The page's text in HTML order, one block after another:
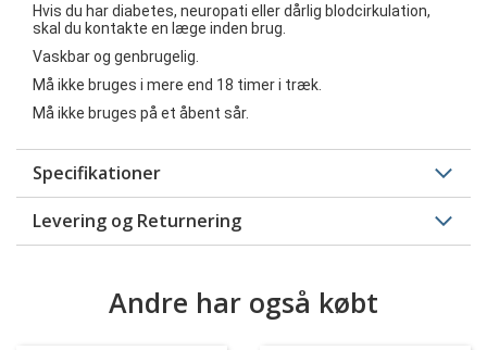
Hvis du har diabetes, neuropati eller dårlig blodcirkulation,
skal du kontakte en læge inden brug.
Vaskbar og genbrugelig.
Må ikke bruges i mere end 18 timer i træk.
Må ikke bruges på et åbent sår.
Specifikationer
Levering og Returnering
Andre har også købt